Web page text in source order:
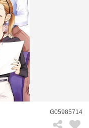
G05985714